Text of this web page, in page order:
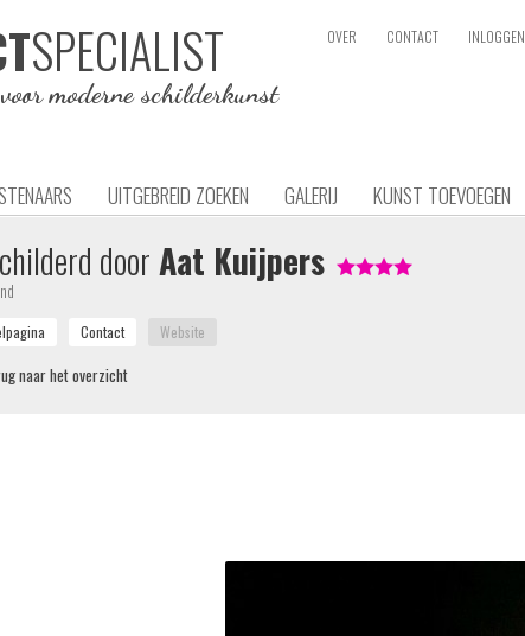
SPECIALIST
moderne schilderkunst
OVER CONTACT INLOGGEN
UITGEBREID ZOEKEN GALERIJ KUNST TOEVOEGEN
doorAat Kuijpers
naar het overzicht